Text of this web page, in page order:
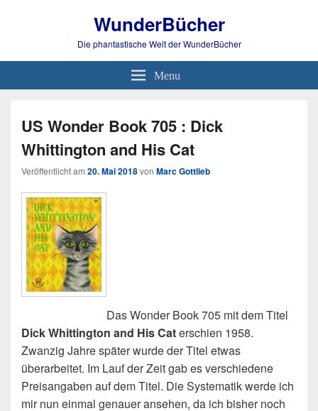
WunderBücher
Die phantastische Welt der WunderBücher
Menu
US Wonder Book 705 : Dick
Whittington and His Cat
Veröffentlicht am 20. Mai 2018von Marc Gottlieb
Das Wonder Book 705 mit dem Titel
Dick Whittington and His Caterschien 1958.
Zwanzig Jahre später wurde der Titel etwas
überarbeitet. Im Lauf der Zeit gab es verschiedene
Preisangaben auf dem Titel. Die Systematik werde ich
mir nun einmal genauer ansehen, da ich bisher noch